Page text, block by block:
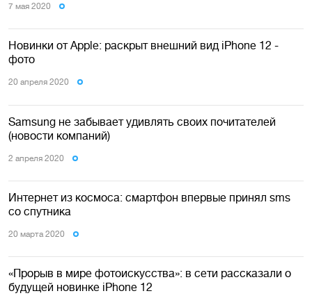
7 мая 2020
Новинки от Apple: раскрыт внешний вид iPhone 12 -
фото
20 апреля 2020
Samsung не забывает удивлять своих почитателей
(новости компаний)
2 апреля 2020
Интернет из космоса: смартфон впервые принял sms
со спутника
20 марта 2020
«Прорыв в мире фотоискусства»: в сети рассказали о
будущей новинке iPhone 12